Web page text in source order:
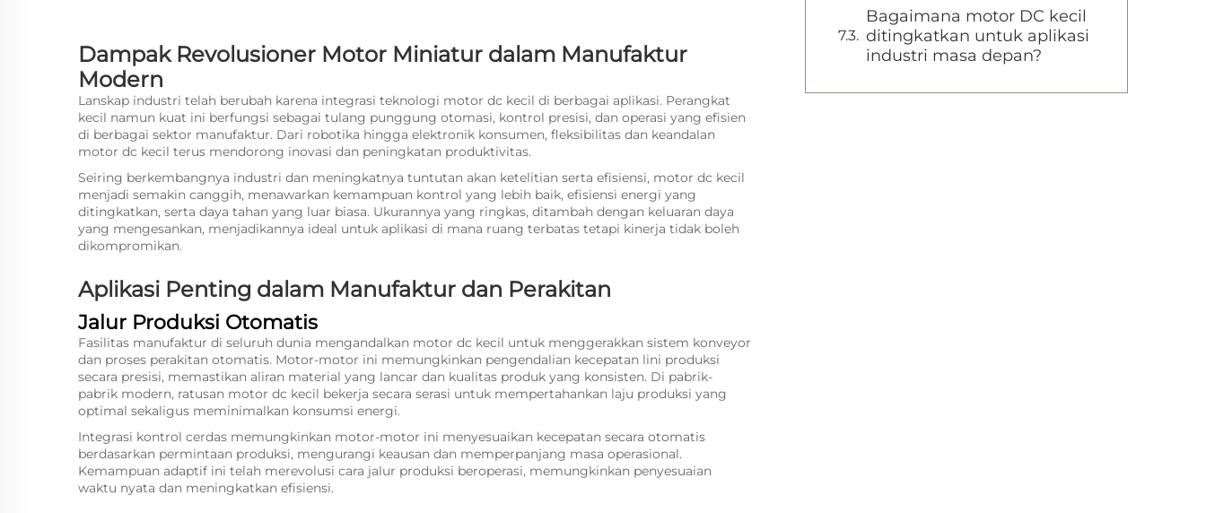
Dampak Revolusioner Motor Miniatur dalam Manufaktur
Modern
Lanskap industri telah berubah karena integrasi teknologi motor dc kecil di berbagai aplikasi. Perangkat
kecil namun kuat ini berfungsi sebagai tulang punggung otomasi, kontrol presisi, dan operasi yang efisien
di berbagai sektor manufaktur. Dari robotika hingga elektronik konsumen, fleksibilitas dan keandalan
motor dc kecil terus mendorong inovasi dan peningkatan produktivitas.
Seiring berkembangnya industri dan meningkatnya tuntutan akan ketelitian serta efisiensi, motor dc kecil
menjadi semakin canggih, menawarkan kemampuan kontrol yang lebih baik, efisiensi energi yang
ditingkatkan, serta daya tahan yang luar biasa. Ukurannya yang ringkas, ditambah dengan keluaran daya
yang mengesankan, menjadikannya ideal untuk aplikasi di mana ruang terbatas tetapi kinerja tidak boleh
dikompromikan.
Aplikasi Penting dalam Manufaktur dan Perakitan
Jalur Produksi Otomatis
Fasilitas manufaktur di seluruh dunia mengandalkan motor dc kecil untuk menggerakkan sistem konveyor
dan proses perakitan otomatis. Motor-motor ini memungkinkan pengendalian kecepatan lini produksi
secara presisi, memastikan aliran material yang lancar dan kualitas produk yang konsisten. Di pabrik-
pabrik modern, ratusan motor dc kecil bekerja secara serasi untuk mempertahankan laju produksi yang
optimal sekaligus meminimalkan konsumsi energi.
Integrasi kontrol cerdas memungkinkan motor-motor ini menyesuaikan kecepatan secara otomatis
berdasarkan permintaan produksi, mengurangi keausan dan memperpanjang masa operasional.
Kemampuan adaptif ini telah merevolusi cara jalur produksi beroperasi, memungkinkan penyesuaian
waktu nyata dan meningkatkan efisiensi.
Bagaimana motor DC kecil
ditingkatkan untuk aplikasi
industri masa depan?